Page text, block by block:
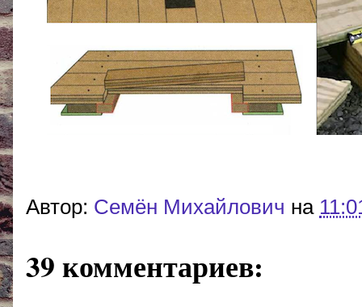
Автор: Cемён Михайлович на
39 комментариев: